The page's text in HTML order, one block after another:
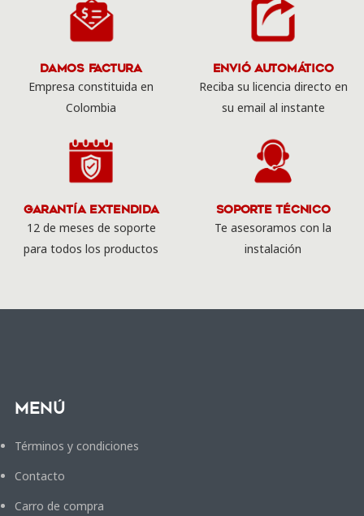
Damos Factura
Empresa constituida en
Colombia
Envió Automático
Reciba su licencia directo en
su email al instante
Garantía Extendida
12 de meses de soporte
para todos los productos
Soporte Técnico
Te asesoramos con la
instalación
Menú
Términos y condiciones
Contacto
Carro de compra